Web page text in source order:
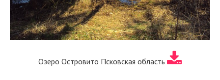
Озеро Островито Псковская область